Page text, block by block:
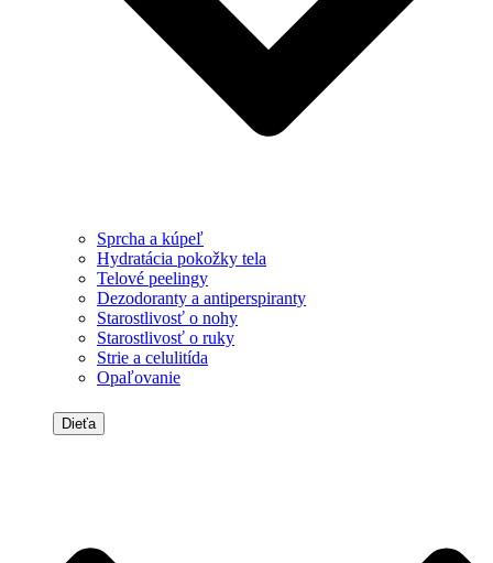
Sprcha a kúpeľ
Hydratácia pokožky tela
Telové peelingy
Dezodoranty a antiperspiranty
Starostlivosť o nohy
Starostlivosť o ruky
Strie a celulitída
Opaľovanie
Dieťa